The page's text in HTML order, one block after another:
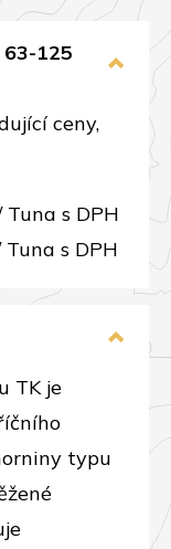
63-125
ceny,
Tuna s DPH
Tuna s DPH
TK je
typu